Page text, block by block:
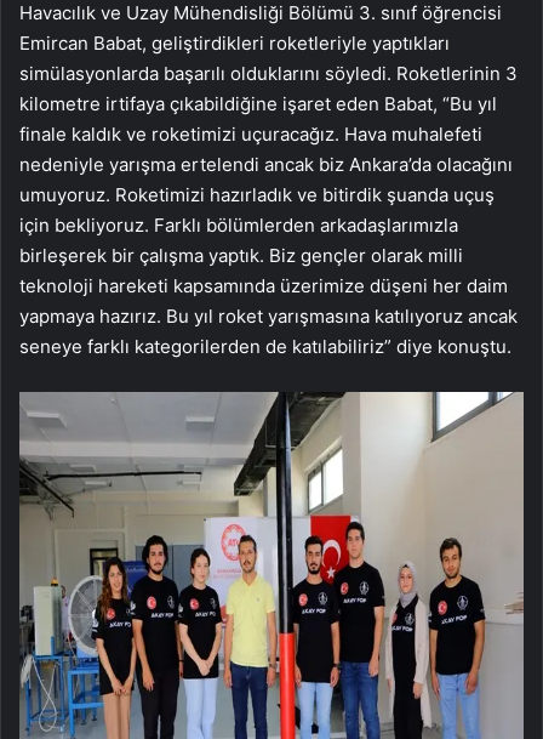
Havacılık ve Uzay Mühendisliği Bölümü 3. sınıf öğrencisi
Emircan Babat, geliştirdikleri roketleriyle yaptıkları
simülasyonlarda başarılı olduklarını söyledi. Roketlerinin 3
kilometre irtifaya çıkabildiğine işaret eden Babat, “Bu yıl
finale kaldık ve roketimizi uçuracağız. Hava muhalefeti
nedeniyle yarışma ertelendi ancak biz Ankara’da olacağını
umuyoruz. Roketimizi hazırladık ve bitirdik şuanda uçuş
için bekliyoruz. Farklı bölümlerden arkadaşlarımızla
birleşerek bir çalışma yaptık. Biz gençler olarak milli
teknoloji hareketi kapsamında üzerimize düşeni her daim
yapmaya hazırız. Bu yıl roket yarışmasına katılıyoruz ancak
seneye farklı kategorilerden de katılabiliriz” diye konuştu.